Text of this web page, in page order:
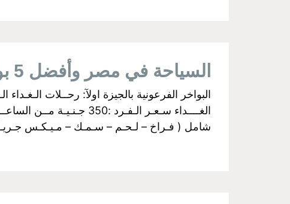
السياحة في مصر وأفضل 5 بواخر نيلية تستحق زيارتك
شامل ( فـراخ – لـحـم – سـمـك – مـيـكـس جـريـل)